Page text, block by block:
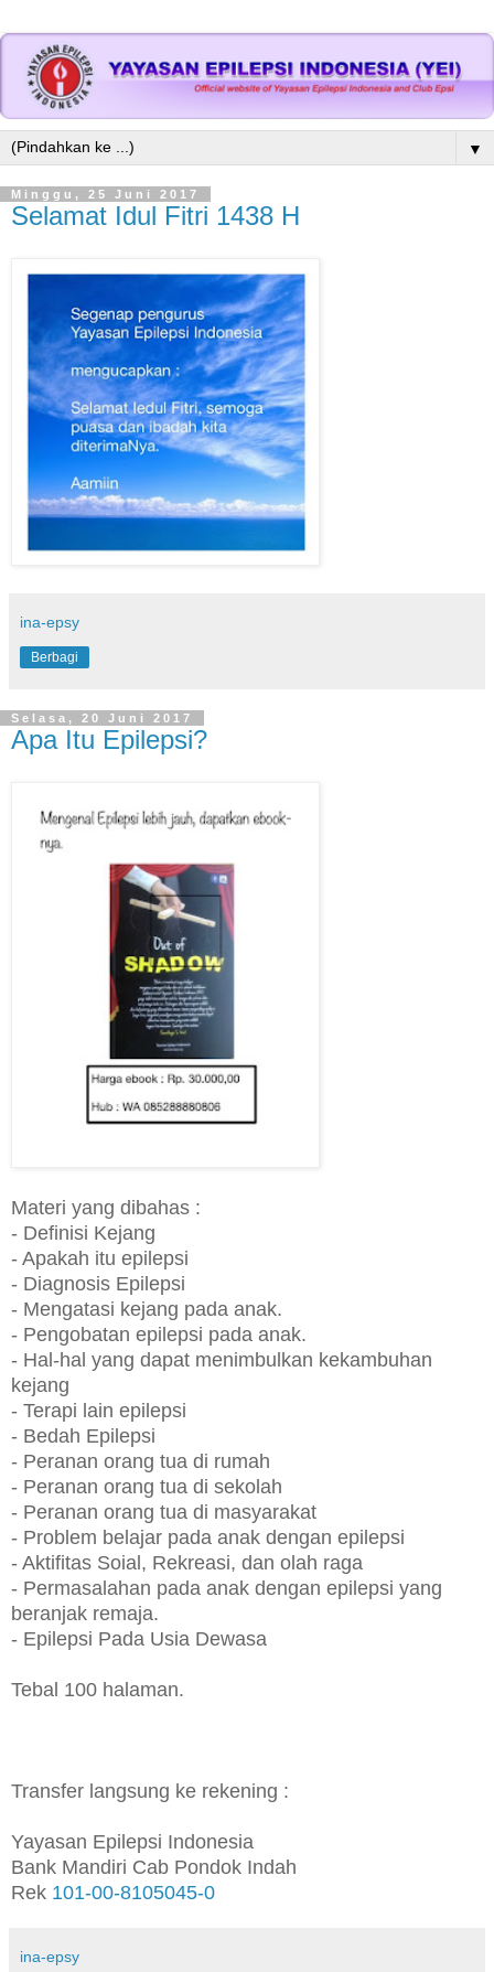
▼
Minggu, 25 Juni 2017
Selamat Idul Fitri 1438 H
ina-epsy
Berbagi
Selasa, 20 Juni 2017
Apa Itu Epilepsi?
Materi yang dibahas :
- Definisi Kejang
- Apakah itu epilepsi
- Diagnosis Epilepsi
- Mengatasi kejang pada anak.
- Pengobatan epilepsi pada anak.
- Hal-hal yang dapat menimbulkan kekambuhan
kejang
- Terapi lain epilepsi
- Bedah Epilepsi
- Peranan orang tua di rumah
- Peranan orang tua di sekolah
- Peranan orang tua di masyarakat
- Problem belajar pada anak dengan epilepsi
- Aktifitas Soial, Rekreasi, dan olah raga
- Permasalahan pada anak dengan epilepsi yang
beranjak remaja.
- Epilepsi Pada Usia Dewasa
Tebal 100 halaman.
Transfer langsung ke rekening :
Yayasan Epilepsi Indonesia
Bank Mandiri Cab Pondok Indah
Rek 101-00-8105045-0
ina-epsy